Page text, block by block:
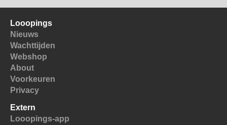
Looopings
Nieuws
Wachttijden
Webshop
About
Voorkeuren
Privacy
Extern
Looopings-app